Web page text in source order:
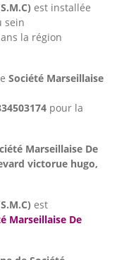
est installée
sein
la région
Société Marseillaise
pour la
Marseillaise De
victorue hugo,
est
Marseillaise De